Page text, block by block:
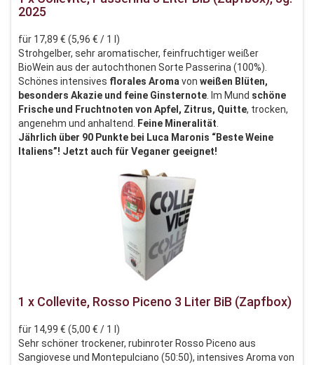
2025
für 17,89 € (5,96 € / 1 l)
Strohgelber, sehr aromatischer, feinfruchtiger weißer
BioWein aus der autochthonen Sorte Passerina (100%).
Schönes intensives florales Aromavon weißen Blüten,
besonders Akazie und feine Ginsternote. Im Mund schöne
Frische und Fruchtnoten von Apfel, Zitrus, Quitte, trocken,
angenehm und anhaltend. Feine Mineralität.
Jährlich über 90 Punkte bei Luca Maronis “Beste Weine
Italiens”! Jetzt auch für Veganer geeignet!
1 x Collevite, Rosso Piceno 3 Liter BiB (Zapfbox)
für 14,99 € (5,00 € / 1 l)
Sehr schöner trockener, rubinroter Rosso Piceno aus
Sangiovese und Montepulciano (50:50), intensives Aroma von